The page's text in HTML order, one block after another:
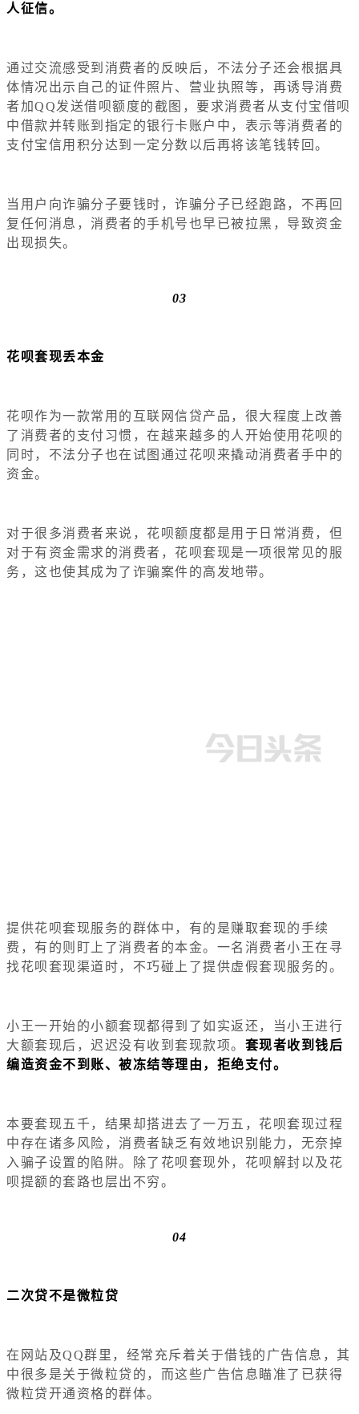
人征信。
通过交流感受到消费者的反映后，不法分子还会根据具
体情况出示自己的证件照片、营业执照等，再诱导消费
者加QQ发送借呗额度的截图，要求消费者从支付宝借呗
中借款并转账到指定的银行卡账户中，表示等消费者的
支付宝信用积分达到一定分数以后再将该笔钱转回。
当用户向诈骗分子要钱时，诈骗分子已经跑路，不再回
复任何消息，消费者的手机号也早已被拉黑，导致资金
出现损失。
03
花呗套现丢本金
花呗作为一款常用的互联网信贷产品，很大程度上改善
了消费者的支付习惯，在越来越多的人开始使用花呗的
同时，不法分子也在试图通过花呗来撬动消费者手中的
资金。
对于很多消费者来说，花呗额度都是用于日常消费，但
对于有资金需求的消费者，花呗套现是一项很常见的服
务，这也使其成为了诈骗案件的高发地带。
提供花呗套现服务的群体中，有的是赚取套现的手续
费，有的则盯上了消费者的本金。一名消费者小王在寻
找花呗套现渠道时，不巧碰上了提供虚假套现服务的。
小王一开始的小额套现都得到了如实返还，当小王进行
大额套现后，迟迟没有收到套现款项。 套现者收到钱后
编造资金不到账、被冻结等理由，拒绝支付。
本要套现五千，结果却搭进去了一万五，花呗套现过程
中存在诸多风险，消费者缺乏有效地识别能力，无奈掉
入骗子设置的陷阱。除了花呗套现外，花呗解封以及花
呗提额的套路也层出不穷。
04
二次贷不是微粒贷
在网站及QQ群里，经常充斥着关于借钱的广告信息，其
中很多是关于微粒贷的，而这些广告信息瞄准了已获得
微粒贷开通资格的群体。